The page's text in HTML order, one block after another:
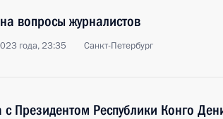
вопросы журналистов
года, 23:35 Санкт-Петербург
с Президентом Республики Конго